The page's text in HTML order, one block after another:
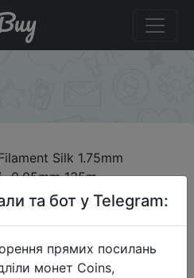
2 Pcs Sunlu 3D Printer
Accuracy +/-
Filament Silk
Accuracy +/-
та бот у Telegram:
прямих посилань
монет Coins,